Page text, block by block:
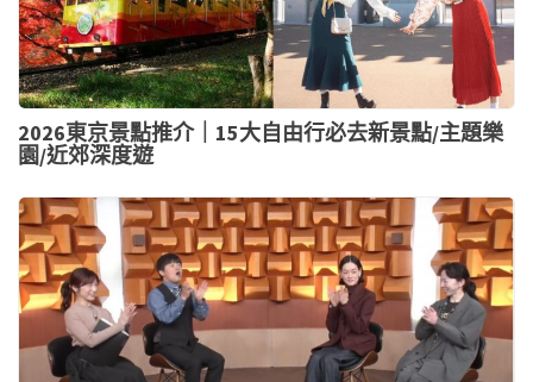
2026東京景點推介｜15大自由行必去新景點/主題樂
園/近郊深度遊